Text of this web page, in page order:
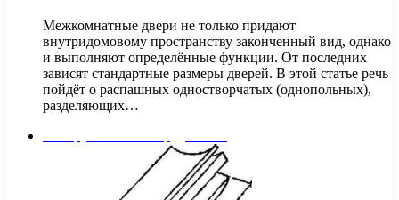
Межкомнатные двери не только придают
внутридомовому пространству законченный вид, однако
и выполняют определённые функции. От последних
зависят стандартные размеры дверей. В этой статье речь
пойдёт о распашных одностворчатых (однопольных),
разделяющих…